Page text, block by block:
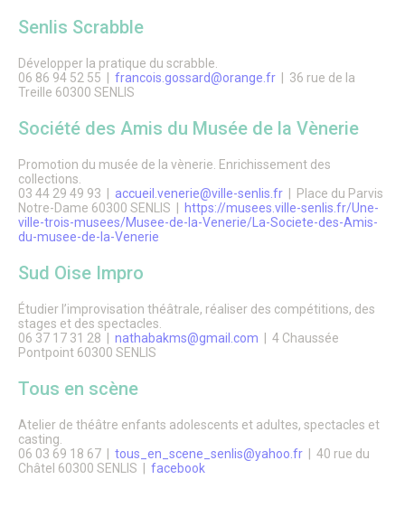
Senlis Scrabble
Développer la pratique du scrabble.
06 86 94 52 55 | francois.gossard@orange.fr | 36 rue de la
Treille 60300 SENLIS
Société des Amis du Musée de la Vènerie
Promotion du musée de la vènerie. Enrichissement des
collections.
03 44 29 49 93 | accueil.venerie@ville-senlis.fr | Place du Parvis
Notre-Dame 60300 SENLIS |
https://musees.ville-senlis.fr/Une-
ville-trois-musees/Musee-de-la-Venerie/La-Societe-des-Amis-
du-musee-de-la-Venerie
Sud Oise Impro
Étudier l’improvisation théâtrale, réaliser des compétitions, des
stages et des spectacles.
06 37 17 31 28 | nathabakms@gmail.com | 4 Chaussée
Pontpoint 60300 SENLIS
Tous en scène
Atelier de théâtre enfants adolescents et adultes, spectacles et
casting.
06 03 69 18 67 | tous_en_scene_senlis@yahoo.fr | 40 rue du
Châtel 60300 SENLIS | facebook